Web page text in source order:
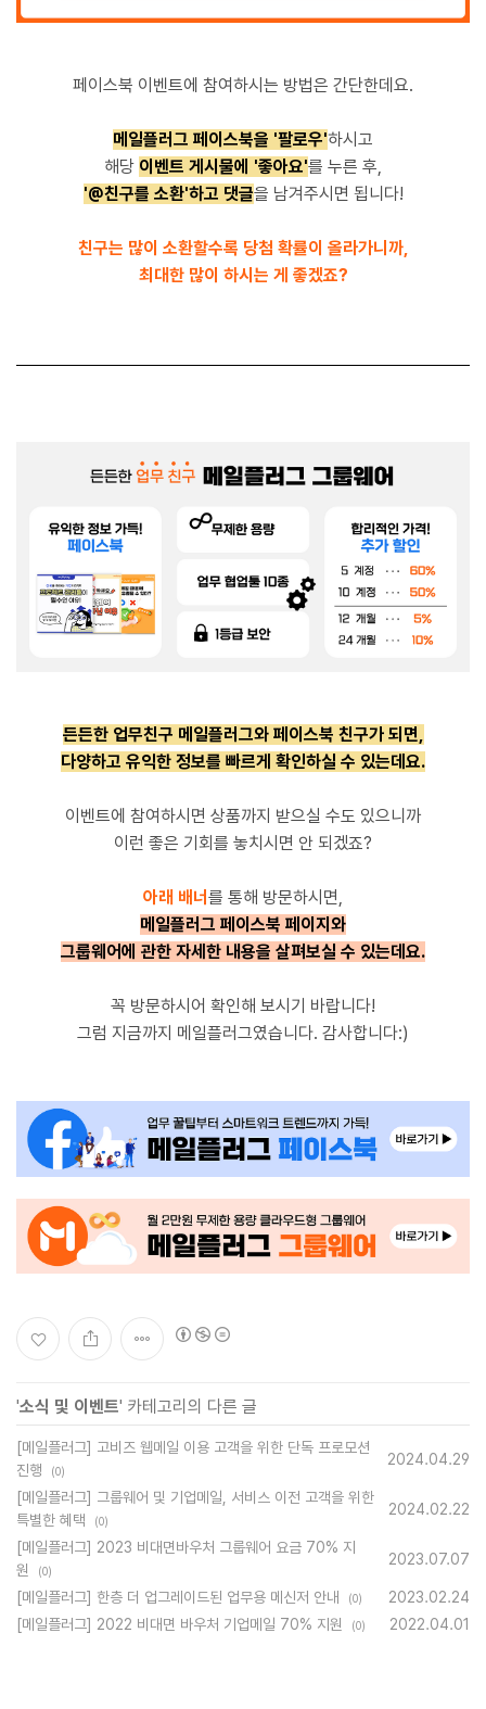
페이스북 이벤트에 참여하시는 방법은 간단한데요.
메일플러그 페이스북을 '팔로우'하시고
해당 이벤트 게시물에 '좋아요'를 누른 후,
'@친구를 소환'하고 댓글을 남겨주시면 됩니다!
친구는 많이 소환할수록 당첨 확률이 올라가니까,
최대한 많이 하시는 게 좋겠죠?
든든한 업무친구 메일플러그와 페이스북 친구가 되면,
다양하고 유익한 정보를 빠르게 확인하실 수 있는데요.
이벤트에 참여하시면 상품까지 받으실 수도 있으니까
이런 좋은 기회를 놓치시면 안 되겠죠?
아래 배너 를 통해 방문하시면,
메일플러그 페이스북 페이지와
그룹웨어에 관한 자세한 내용을 살펴보실 수 있는데요.
꼭 방문하시어 확인해 보시기 바랍니다!
그럼 지금까지 메일플러그였습니다. 감사합니다:)
'소식 및 이벤트' 카테고리의 다른 글
[메일플러그] 고비즈 웹메일 이용 고객을 위한 단독 프로모션
진행
(0)
2024.04.29
[메일플러그] 그룹웨어 및 기업메일, 서비스 이전 고객을 위한
특별한 혜택
(0)
2024.02.22
[메일플러그] 2023 비대면바우처 그룹웨어 요금 70% 지
원
(0)
2023.07.07
[메일플러그] 한층 더 업그레이드된 업무용 메신저 안내 (0)
2023.02.24
[메일플러그] 2022 비대면 바우처 기업메일 70% 지원
(0) 2022.04.01